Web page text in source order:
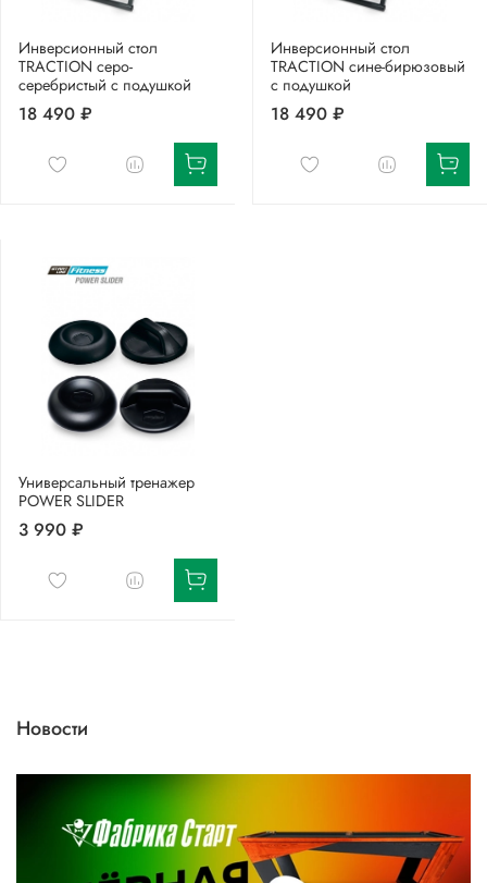
Инверсионный стол
TRACTION серо-
серебристый с подушкой
18 490 ₽
Инверсионный стол
TRACTION сине-бирюзовый
с подушкой
18 490 ₽
Универсальный тренажер
POWER SLIDER
3 990 ₽
Новости